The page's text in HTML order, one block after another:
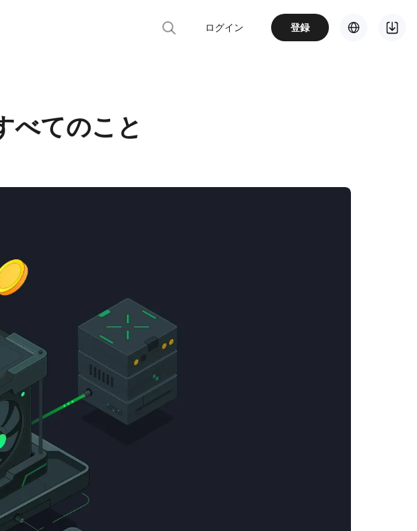
ログイン 登録
べてのこと